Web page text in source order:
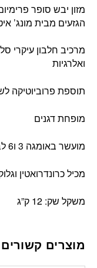
מזון יבש סופר
הגזעים מבית מונג’
מרכיב חלבון עיקרי
ואלרגיות
תוספת פרוביוטיקה
מופחת דגנים
מועשר באומגה 3 ו6 לבריאות כללית ופרווה עשירה ונעימה
מכיל כרונדרואטין
משקל שק: 12 ק”ג
מוצרים קשורים